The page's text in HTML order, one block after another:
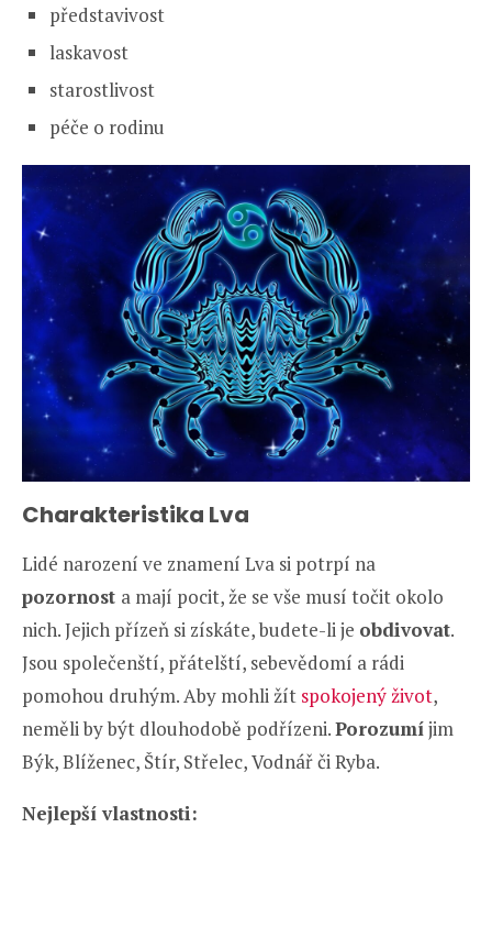
představivost
laskavost
starostlivost
péče o rodinu
Charakteristika Lva
Lidé narození ve znamení Lva si potrpí na
pozornost a mají pocit, že se vše musí točit okolo
nich. Jejich přízeň si získáte, budete-li je obdivovat.
Jsou společenští, přátelští, sebevědomí a rádi
pomohou druhým. Aby mohli žít spokojený život,
neměli by být dlouhodobě podřízeni.Porozumíjim
Býk, Blíženec, Štír, Střelec, Vodnář či Ryba.
Nejlepší vlastnosti: